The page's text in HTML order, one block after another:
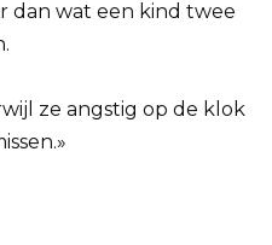
dan wat een kind twee
ze angstig op de klok